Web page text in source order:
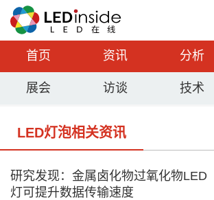
首页 资讯 分析
展会 访谈 技术
LED灯泡相关资讯
研究发现：金属卤化物过氧化物LED
灯可提升数据传输速度